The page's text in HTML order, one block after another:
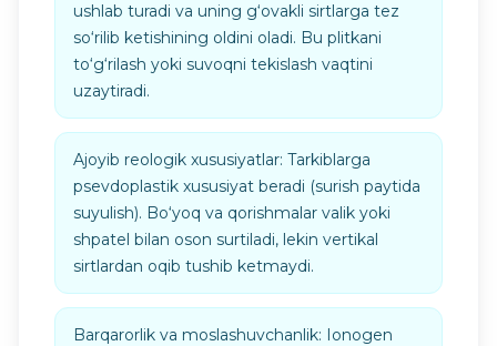
ushlab turadi va uning g‘ovakli sirtlarga tez
so‘rilib ketishining oldini oladi. Bu plitkani
to‘g‘rilash yoki suvoqni tekislash vaqtini
uzaytiradi.
Ajoyib reologik xususiyatlar: Tarkiblarga
psevdoplastik xususiyat beradi (surish paytida
suyulish). Bo‘yoq va qorishmalar valik yoki
shpatel bilan oson surtiladi, lekin vertikal
sirtlardan oqib tushib ketmaydi.
Barqarorlik va moslashuvchanlik: Ionogen